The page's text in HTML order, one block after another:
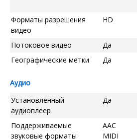
Форматы разрешения
видео
HD
Потоковое видео Да
Географические метки
Да
Аудио
Установленный
аудиоплеер
Да
Поддерживаемые
звуковые форматы
AAC
MIDI